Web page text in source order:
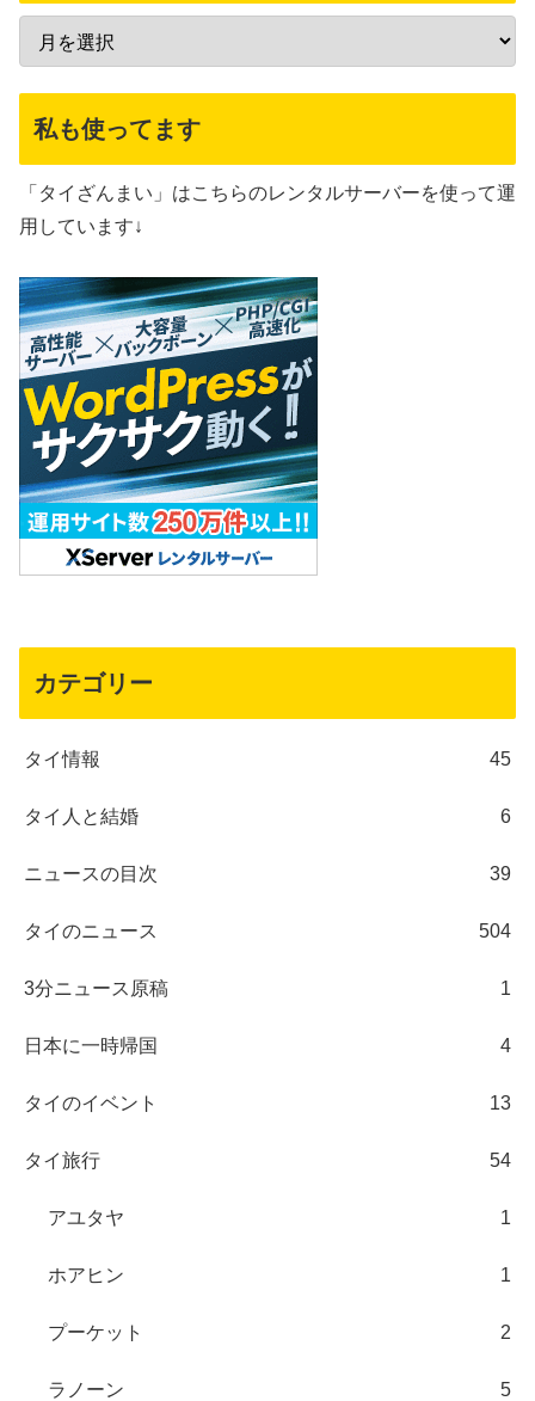
私も使ってます
「タイざんまい」はこちらのレンタルサーバーを使って運
用しています↓
カテゴリー
タイ情報 45
タイ人と結婚 6
ニュースの目次 39
タイのニュース 504
3分ニュース原稿 1
日本に一時帰国 4
タイのイベント 13
タイ旅行 54
アユタヤ 1
ホアヒン 1
プーケット 2
ラノーン 5